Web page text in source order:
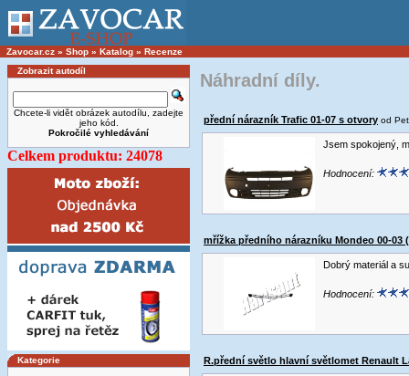
Zavocar.cz » Shop » Katalog » Recenze
Zobrazit autodíl
Chcete-li vidět obrázek autodílu, zadejte
jeho kód.
Pokročilé vyhledávání
Celkem produktu: 24078
Kategorie
Náhradní díly.
přední nárazník Trafic 01-07 s otvory od
Jsem spokojený,
Hodnocení:
mřížka předního nárazníku Mondeo 00-03
Dobrý materiál a
Hodnocení:
R.přední světlo hlavní světlomet Renault